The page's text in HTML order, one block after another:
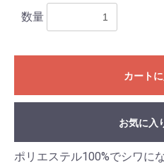
数量
カート
お気に入
ポリエステル100%でシワに